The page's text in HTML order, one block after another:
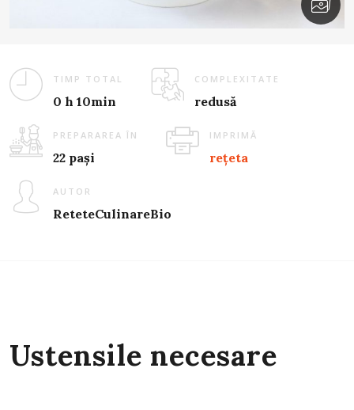
TIMP TOTAL
0 h 10min
COMPLEXITATE
redusă
PREPARAREA ÎN
22 pași
IMPRIMĂ
rețeta
AUTOR
ReteteCulinareBio
Ustensile necesare